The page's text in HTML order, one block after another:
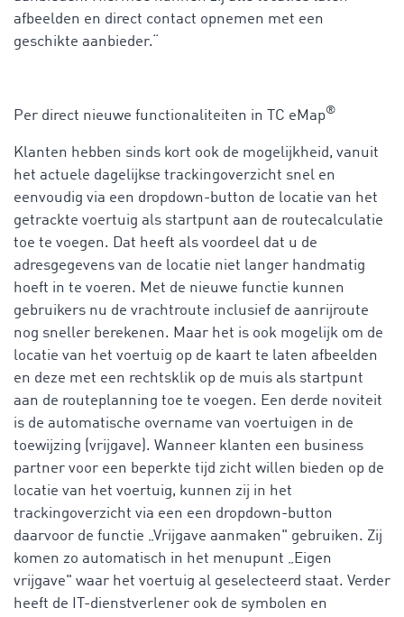
afbeelden en direct contact opnemen met een
geschikte aanbieder.“
Per direct nieuwe functionaliteiten in TC eMap®
Klanten hebben sinds kort ook de mogelijkheid, vanuit
het actuele dagelijkse trackingoverzicht snel en
eenvoudig via een dropdown-button de locatie van het
getrackte voertuig als startpunt aan de routecalculatie
toe te voegen. Dat heeft als voordeel dat u de
adresgegevens van de locatie niet langer handmatig
hoeft in te voeren. Met de nieuwe functie kunnen
gebruikers nu de vrachtroute inclusief de aanrijroute
nog sneller berekenen. Maar het is ook mogelijk om de
locatie van het voertuig op de kaart te laten afbeelden
en deze met een rechtsklik op de muis als startpunt
aan de routeplanning toe te voegen. Een derde noviteit
is de automatische overname van voertuigen in de
toewijzing (vrijgave). Wanneer klanten een business
partner voor een beperkte tijd zicht willen bieden op de
locatie van het voertuig, kunnen zij in het
trackingoverzicht via een een dropdown-button
daarvoor de functie „Vrijgave aanmaken" gebruiken. Zij
komen zo automatisch in het menupunt „Eigen
vrijgave" waar het voertuig al geselecteerd staat. Verder
heeft de IT-dienstverlener ook de symbolen en